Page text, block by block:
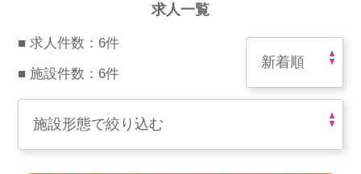
採用担当者様はこちら
紹介会社を使うメリットについて
介護・看護のお仕事について
求人一覧
■ 求人件数：6件
■ 施設件数：6件